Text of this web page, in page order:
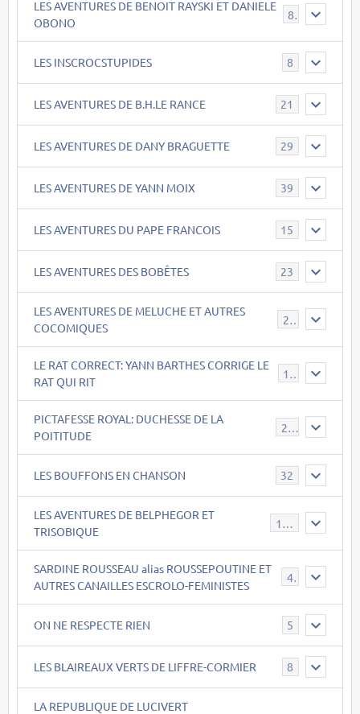
LES AVENTURES DE BENOIT RAYSKI ET DANIELE
OBONO
8
LES INSCROCSTUPIDES 8
LES AVENTURES DE B.H.LE RANCE 21
LES AVENTURES DE DANY BRAGUETTE 29
LES AVENTURES DE YANN MOIX 39
LES AVENTURES DU PAPE FRANCOIS 15
LES AVENTURES DES BOBÊTES 23
LES AVENTURES DE MELUCHE ET AUTRES
COCOMIQUES
22
LE RAT CORRECT: YANN BARTHES CORRIGE LE
RAT QUI RIT
15
PICTAFESSE ROYAL: DUCHESSE DE LA
POITITUDE
23
LES BOUFFONS EN CHANSON 32
LES AVENTURES DE BELPHEGOR ET
TRISOBIQUE
147
SARDINE ROUSSEAU alias ROUSSEPOUTINE ET
AUTRES CANAILLES ESCROLO-FEMINISTES
40
ON NE RESPECTE RIEN 5
LES BLAIREAUX VERTS DE LIFFRE-CORMIER 8
LA REPUBLIQUE DE LUCIVERT